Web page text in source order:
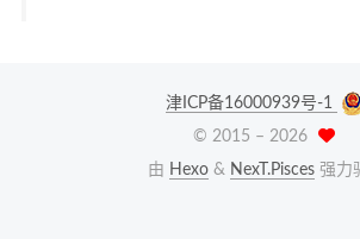
津ICP备16000939号-1
© 2015 – 2026
由 Hexo & NexT.Pisces 强力